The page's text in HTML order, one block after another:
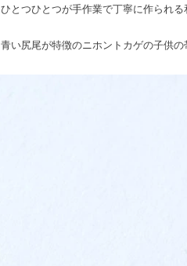
ひとつひとつが手作業で丁寧に作られ
青い尻尾が特徴のニホントカゲの子供の